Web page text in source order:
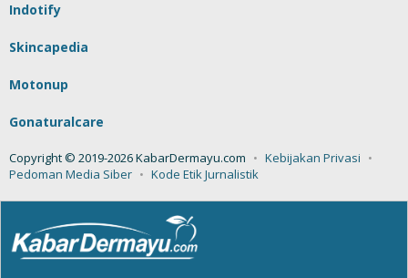
Indotify
Skincapedia
Motonup
Gonaturalcare
Copyright © 2019-2026 KabarDermayu.com
Kebijakan Privasi
Pedoman Media Siber
Kode Etik Jurnalistik